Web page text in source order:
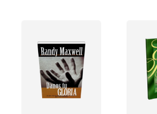
COLPORTAJE
ministerio de la página impresa. Entre las muchas...